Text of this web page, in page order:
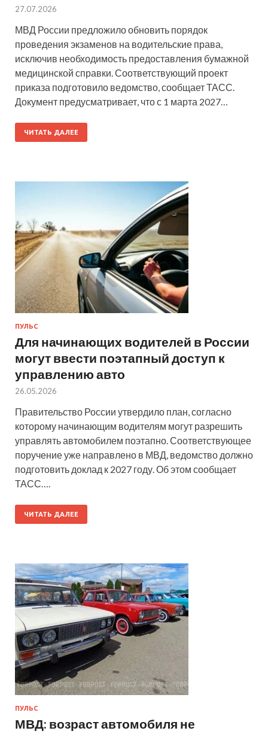
27.07.2026
МВД России предложило обновить порядок
проведения экзаменов на водительские права,
исключив необходимость предоставления бумажной
медицинской справки. Соответствующий проект
приказа подготовило ведомство, сообщает ТАСС.
Документ предусматривает, что с 1 марта 2027…
ЧИТАТЬ ДАЛЕЕ
ПУЛЬС
Для начинающих водителей в России
могут ввести поэтапный доступ к
управлению авто
26.05.2026
Правительство России утвердило план, согласно
которому начинающим водителям могут разрешить
управлять автомобилем поэтапно. Соответствующее
поручение уже направлено в МВД, ведомство должно
подготовить доклад к 2027 году. Об этом сообщает
ТАСС….
ЧИТАТЬ ДАЛЕЕ
ПУЛЬС
МВД: возраст автомобиля не